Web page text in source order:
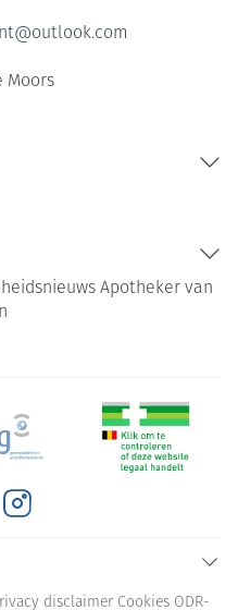
outlook.com
Moors
Apotheker van
disclaimer Cookies ODR-